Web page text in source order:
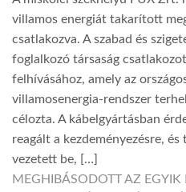
villamos energiát takarított
csatlakozva. A szabad és
foglalkozó társaság
felhívásához, amely az
villamosenergia-rendszer
célozta. A kábelgyártásban
reagált a kezdeményezésre,
vezetett be, […]
MEGHIBÁSODOTT AZ EGYIK